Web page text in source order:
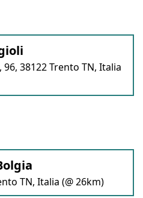
38122 Trento TN, Italia
TN, Italia (@ 26km)